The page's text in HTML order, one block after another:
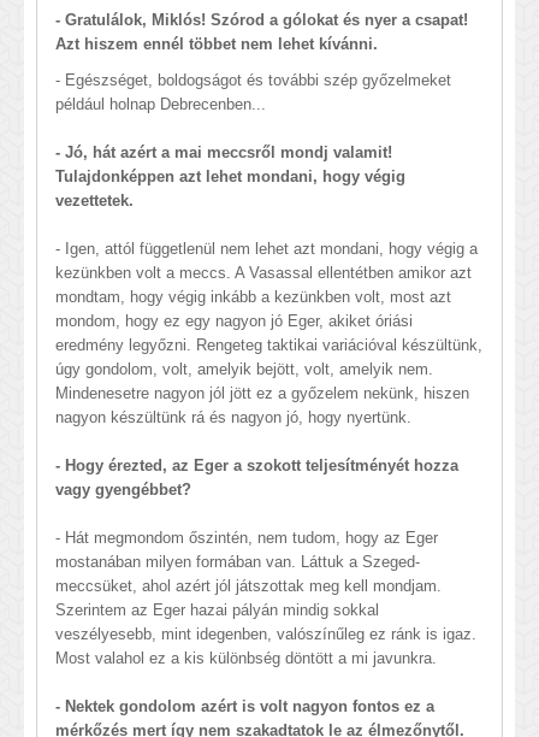
- Gratulálok, Miklós! Szórod a gólokat és nyer a csapat!
Azt hiszem ennél többet nem lehet kívánni.
- Egészséget, boldogságot és további szép győzelmeket
például holnap Debrecenben...
- Jó, hát azért a mai meccsről mondj valamit!
Tulajdonképpen azt lehet mondani, hogy végig
vezettetek.
- Igen, attól függetlenül nem lehet azt mondani, hogy végig a
kezünkben volt a meccs. A Vasassal ellentétben amikor azt
mondtam, hogy végig inkább a kezünkben volt, most azt
mondom, hogy ez egy nagyon jó Eger, akiket óriási
eredmény legyőzni. Rengeteg taktikai variációval készültünk,
úgy gondolom, volt, amelyik bejött, volt, amelyik nem.
Mindenesetre nagyon jól jött ez a győzelem nekünk, hiszen
nagyon készültünk rá és nagyon jó, hogy nyertünk.
- Hogy érezted, az Eger a szokott teljesítményét hozza
vagy gyengébbet?
- Hát megmondom őszintén, nem tudom, hogy az Eger
mostanában milyen formában van. Láttuk a Szeged-
meccsüket, ahol azért jól játszottak meg kell mondjam.
Szerintem az Eger hazai pályán mindig sokkal
veszélyesebb, mint idegenben, valószínűleg ez ránk is igaz.
Most valahol ez a kis különbség döntött a mi javunkra.
- Nektek gondolom azért is volt nagyon fontos ez a
mérkőzés mert így nem szakadtatok le az élmezőnytől.